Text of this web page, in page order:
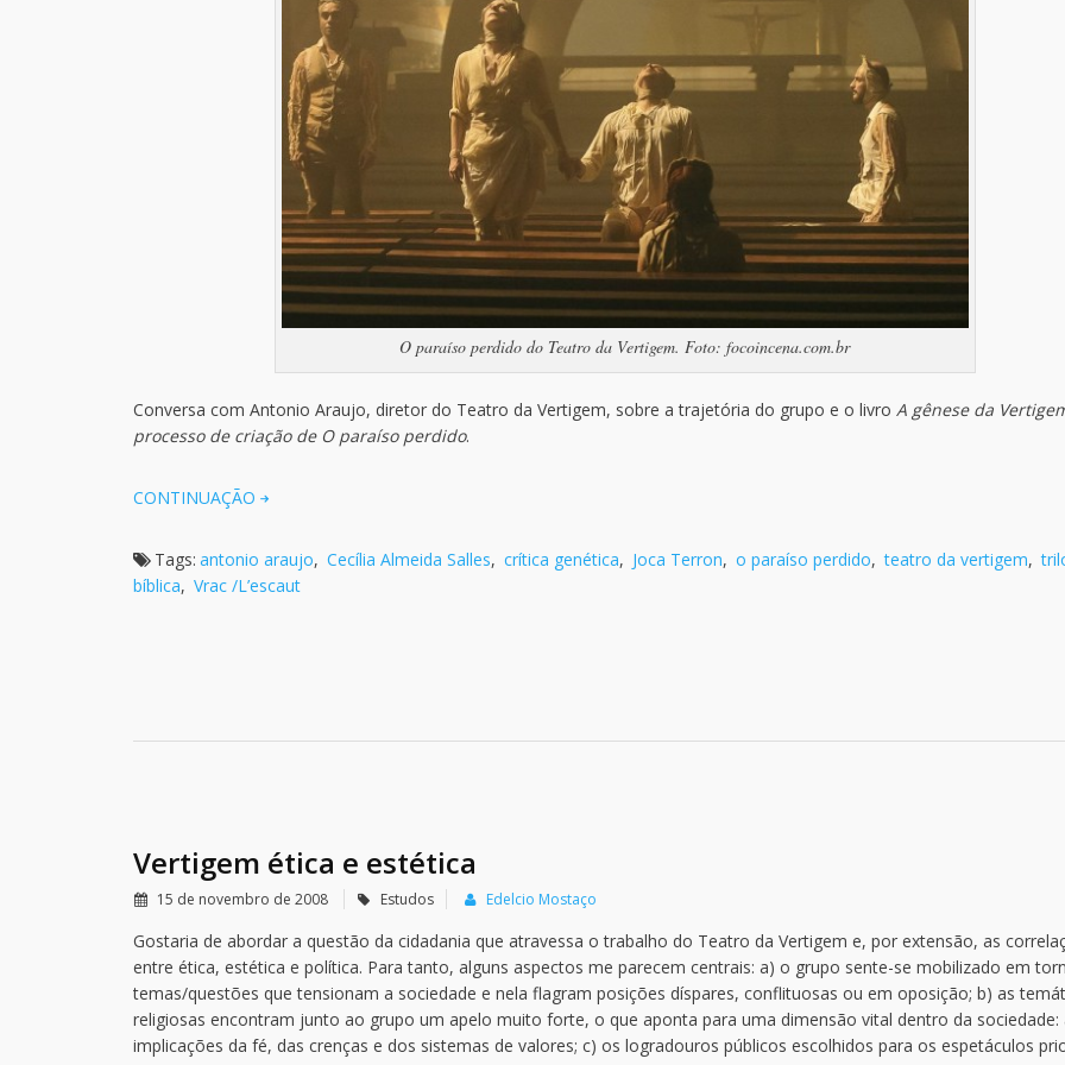
O paraíso perdido do Teatro da Vertigem. Foto: focoincena.com.br
Conversa com Antonio Araujo, diretor do Teatro da Vertigem, sobre a trajetória do grupo e o livro A gênese da
processo de criação de O paraíso perdido.
CONTINUAÇÃO
Tags: antonio araujo, Cecília Almeida Salles, crítica genética, Joca Terron, o paraíso perdido, teatro da vertigem,
bíblica, Vrac /L’escaut
Vertigem ética e estética
15 de novembro de 2008 Estudos Edelcio Mostaço
Gostaria de abordar a questão da cidadania que atravessa o trabalho do Teatro da Vertigem e, por extensão, as
entre ética, estética e política. Para tanto, alguns aspectos me parecem centrais: a) o grupo sente-se mobilizado em
temas/questões que tensionam a sociedade e nela flagram posições díspares, conflituosas ou em oposição; b) as
religiosas encontram junto ao grupo um apelo muito forte, o que aponta para uma dimensão vital dentro da sociedade:
implicações da fé, das crenças e dos sistemas de valores; c) os logradouros públicos escolhidos para os espetáculos